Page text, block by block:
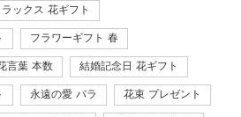
ラックス 花ギフト
フラワーギフト 春
言葉 本数 結婚記念日 花ギフト
永遠の愛 バラ 花束 プレゼント